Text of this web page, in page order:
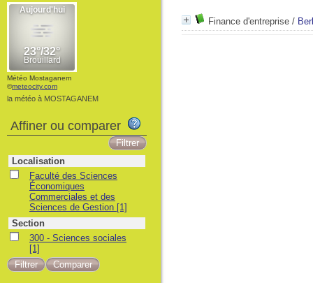
Finance d'entreprise /
Météo Mostaganem
©meteocity.com
la météo à MOSTAGANEM
Affiner ou comparer
Localisation
Faculté des Sciences
Économiques
Commerciales et des
Sciences de Gestion [1]
Section
300 - Sciences sociales
[1]